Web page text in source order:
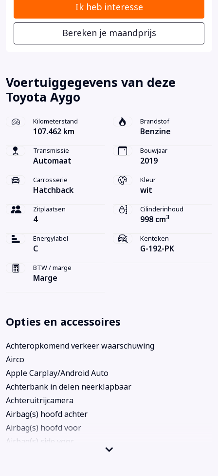
Ik heb interesse
Bereken je maandprijs
Voertuiggegevens van deze
Toyota Aygo
Kilometerstand
107.462 km
Brandstof
Benzine
Transmissie
Automaat
Bouwjaar
2019
Carrosserie
Hatchback
Kleur
wit
Zitplaatsen
4
Cilinderinhoud
998 cm3
Energylabel
C
Kenteken
G-192-PK
BTW / marge
Marge
Opties en accessoires
Achteropkomend verkeer waarschuwing
Airco
Apple Carplay/Android Auto
Achterbank in delen neerklapbaar
Achteruitrijcamera
Airbag(s) hoofd achter
Airbag(s) hoofd voor
Airbag(s) side voor